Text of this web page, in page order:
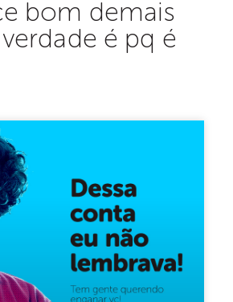
bom demais
é pq é